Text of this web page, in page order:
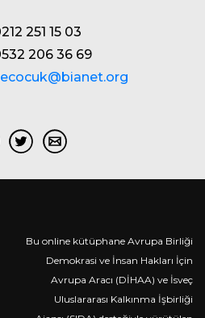
251 15 03
206 36 69
Bu online kütüphane Avrupa Birliği
Demokrasi ve İnsan Hakları İçin
Avrupa Aracı (DİHAA) ve İsveç
Uluslararası Kalkınma İşbirliği